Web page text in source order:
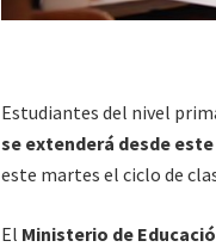
Estudiantes del nivel
se extenderá desde
este martes el ciclo de
El Ministerio de